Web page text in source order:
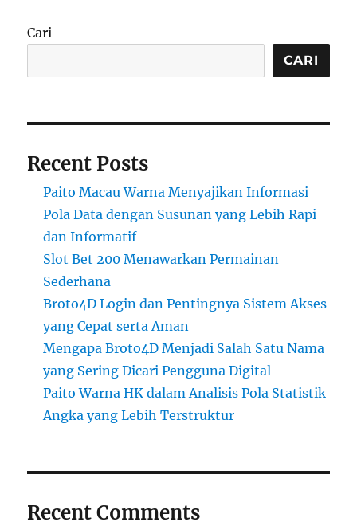
Cari
CARI
Recent Posts
Paito Macau Warna Menyajikan Informasi
Pola Data dengan Susunan yang Lebih Rapi
dan Informatif
Slot Bet 200 Menawarkan Permainan
Sederhana
Broto4D Login dan Pentingnya Sistem Akses
yang Cepat serta Aman
Mengapa Broto4D Menjadi Salah Satu Nama
yang Sering Dicari Pengguna Digital
Paito Warna HK dalam Analisis Pola Statistik
Angka yang Lebih Terstruktur
Recent Comments